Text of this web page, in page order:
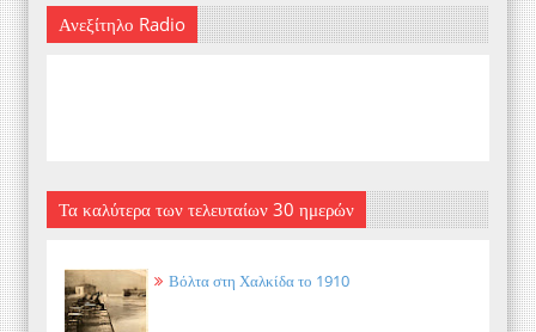
Ανεξίτηλο Radio
Τα καλύτερα των τελευταίων 30 ημερών
Βόλτα στη Χαλκίδα το 1910